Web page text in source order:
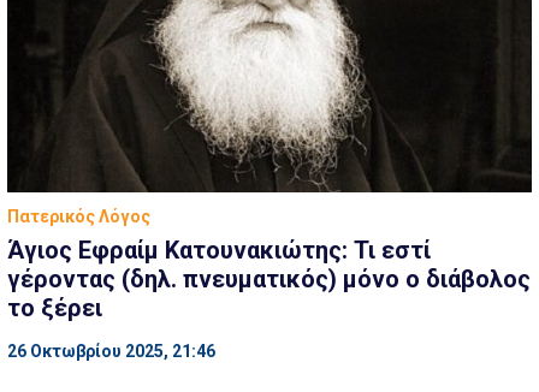
Πατερικός Λόγος
Άγιος Εφραίμ Κατουνακιώτης: Τι εστί
γέροντας (δηλ. πνευματικός) μόνο ο διάβολος
το ξέρει
26 Οκτωβρίου 2025, 21:46